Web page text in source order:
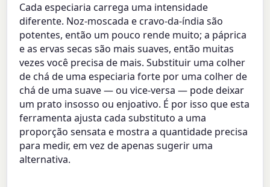
Cada especiaria carrega uma intensidade
diferente. Noz-moscada e cravo-da-índia são
potentes, então um pouco rende muito; a páprica
e as ervas secas são mais suaves, então muitas
vezes você precisa de mais. Substituir uma colher
de chá de uma especiaria forte por uma colher de
chá de uma suave — ou vice-versa — pode deixar
um prato insosso ou enjoativo. É por isso que esta
ferramenta ajusta cada substituto a uma
proporção sensata e mostra a quantidade precisa
para medir, em vez de apenas sugerir uma
alternativa.